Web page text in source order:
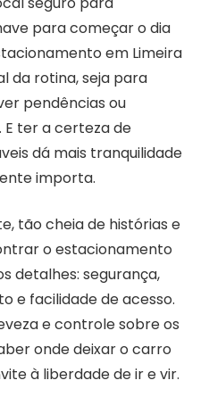
para começar o dia
em Limeira
da rotina, seja para
pendências ou
ter a certeza de
dá mais tranquilidade
importa.
tão cheia de histórias e
o estacionamento
detalhes: segurança,
e facilidade de acesso.
e controle sobre os
onde deixar o carro
à liberdade de ir e vir.